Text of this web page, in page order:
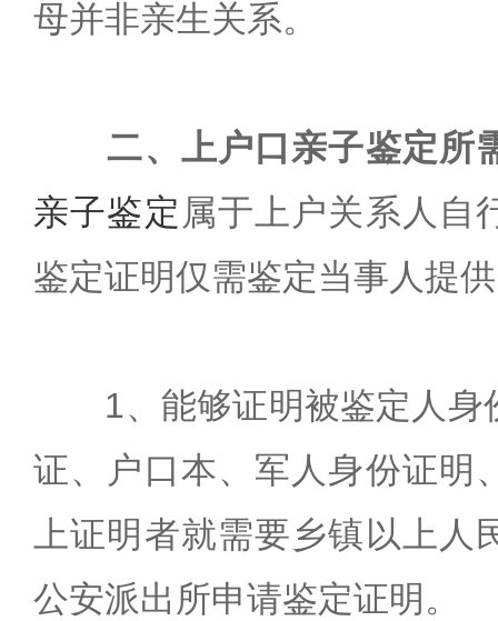
母并非亲生关系。
二、上户口亲子鉴定所
亲子鉴定 属于上户关系人自
鉴定证明仅需鉴定当事人提
1、能够证明被鉴定人身
证、户口本、军人身份证明
上证明者就需要乡镇以上人
公安派出所申请鉴定证明。